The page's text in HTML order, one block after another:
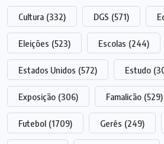
Cultura (332) DGS (571)
Eleições (523) Escolas (244)
Estados Unidos (572) Estudo
Exposição (306) Famalicão (529)
Futebol (1709) Gerês (249)